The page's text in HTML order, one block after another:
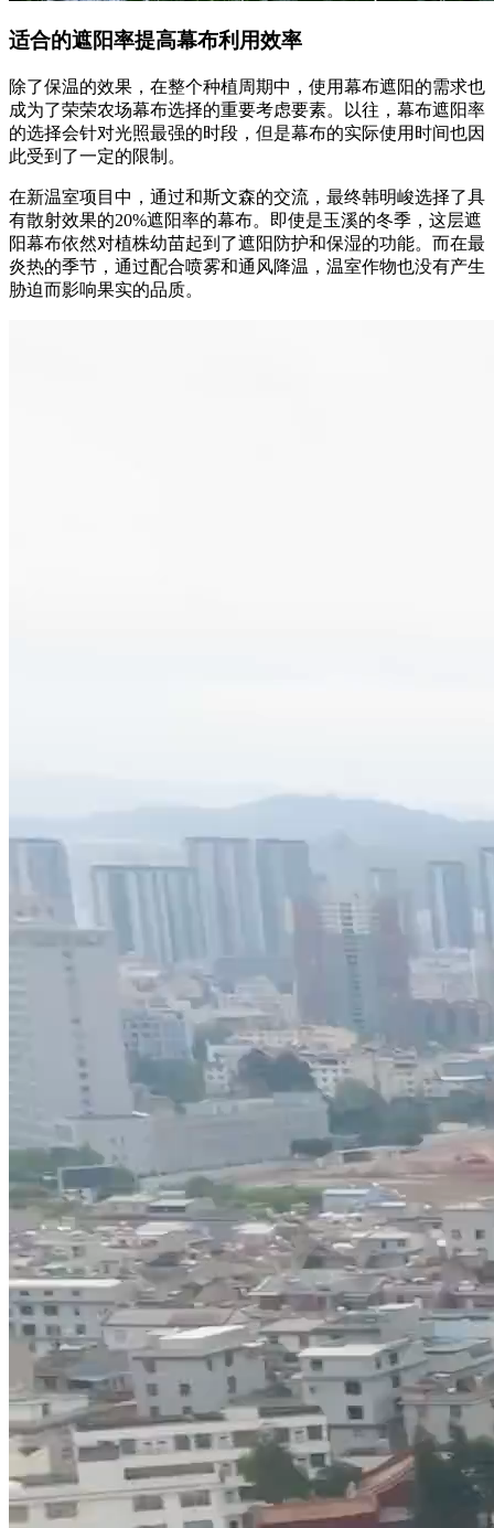
适合的遮阳率提高幕布利用效率
除了保温的效果，在整个种植周期中，使用幕布遮阳的需求也
成为了荣荣农场幕布选择的重要考虑要素。以往，幕布遮阳率
的选择会针对光照最强的时段，但是幕布的实际使用时间也因
此受到了一定的限制。
在新温室项目中，通过和斯文森的交流，最终韩明峻选择了具
有散射效果的20%遮阳率的幕布。即使是玉溪的冬季，这层遮
阳幕布依然对植株幼苗起到了遮阳防护和保湿的功能。而在最
炎热的季节，通过配合喷雾和通风降温，温室作物也没有产生
胁迫而影响果实的品质。